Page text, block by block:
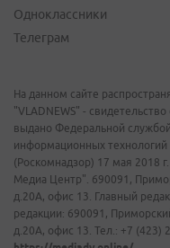
Одноклассники
Телеграм
На данном сайте
"VLADNEWS" -
выдано Федеральной
информационных
(Роскомнадзор) 17 мая 2018
Медиа Центр". 690091,
д.20А, офис 13. Главный
редакции: 690091,
д.20А, офис 13. Тел.: +7 (423)